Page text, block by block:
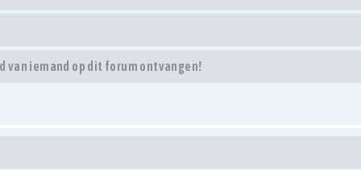
van iemand op dit forum ontvangen!